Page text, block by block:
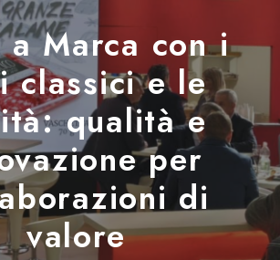
LA RIVISTA
CONTATTI
CLUB DEGUSTA
STORE
RICERCA
a Marca con i
classici e le
qualità e
per
di
valore